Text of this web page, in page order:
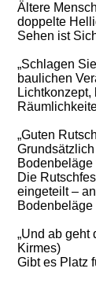
Ältere
doppelte
Sehen ist
„Schlagen
baulichen
„Guten
Die
eingeteilt –
Bodenbeläge
„Und ab geht
Kirmes)
Gibt es Platz